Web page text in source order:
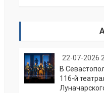
22-07-2026
В
116-й